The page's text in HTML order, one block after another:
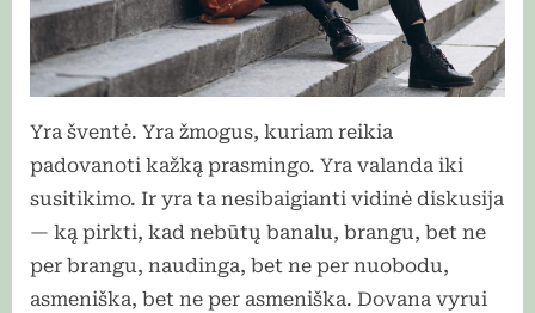
Yra šventė. Yra žmogus, kuriam reikia
padovanoti kažką prasmingo. Yra valanda iki
susitikimo. Ir yra ta nesibaigianti vidinė diskusija
— ką pirkti, kad nebūtų banalu, brangu, bet ne
per brangu, naudinga, bet ne per nuobodu,
asmeniška, bet ne per asmeniška. Dovana vyrui